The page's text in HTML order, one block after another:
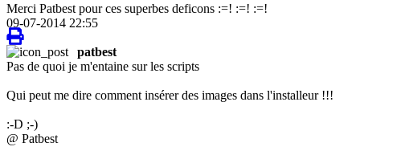
Merci Patbest pour ces superbes deficons :=! :=! :=!
09-07-2014 22:55
patbest
Pas de quoi je m'entaine sur les scripts
Qui peut me dire comment insérer des images dans l'installeur !!!
:-D ;-)
@ Patbest